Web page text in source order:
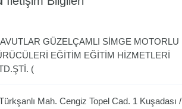
GÜZELÇAMLI SİMGE MOTORLU
EĞİTİM EĞİTİM HİZMETLERİ
(
Mah. Cengiz Topel Cad. 1 Kuşadası /